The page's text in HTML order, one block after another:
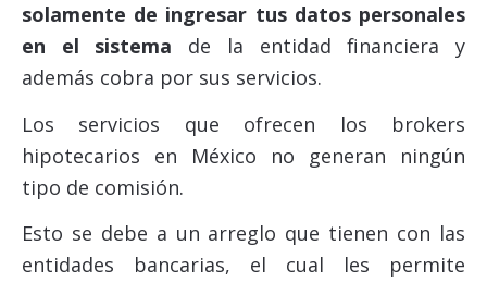
solamente de ingresar tus datos personales
en el sistema de la entidad financiera y
además cobra por sus servicios.
Los servicios que ofrecen los brokers
hipotecarios en México no generan ningún
tipo de comisión.
Esto se debe a un arreglo que tienen con las
entidades bancarias, el cual les permite